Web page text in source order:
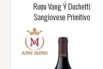
Rượu Vang Ý Duchetti
Sangiovese Primitivo